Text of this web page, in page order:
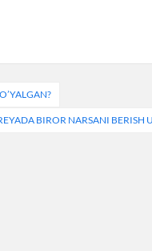
BIROR NARSANI BERISH